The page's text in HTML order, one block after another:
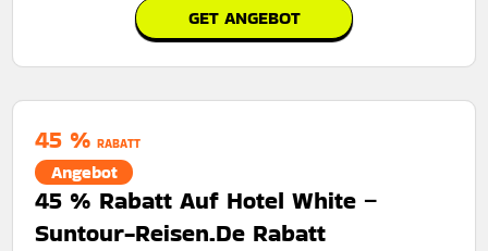
GET ANGEBOT
45 % RABATT
Angebot
45 % Rabatt Auf Hotel White –
Suntour-Reisen.De Rabatt